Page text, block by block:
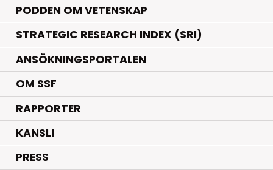
PODDEN OM VETENSKAP
STRATEGIC RESEARCH INDEX (SRI)
ANSÖKNINGSPORTALEN
OM SSF
RAPPORTER
KANSLI
PRESS